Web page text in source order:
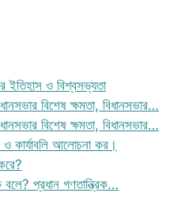
ইতিহাস ও বিশ্বসভ্যতা
বিশেষ ক্ষমতা, বিধানসভার…
বিশেষ ক্ষমতা, বিধানসভার…
ও কার্যাবলি আলোচনা কর।
বলে? প্রধান গণতান্ত্রিক…